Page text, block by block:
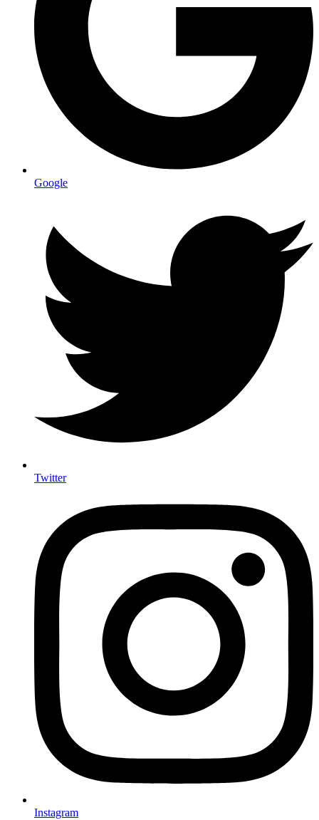
Google
Twitter
Instagram